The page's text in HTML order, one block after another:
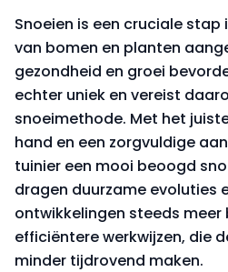
Snoeien is een cruciale
van bomen en planten
gezondheid en groei
echter uniek en vereist
snoeimethode. Met het
hand en een zorgvuldige
tuinier een mooi beoogd
dragen duurzame evoluties
ontwikkelingen steeds meer
efficiëntere werkwijzen, die
minder tijdrovend maken.